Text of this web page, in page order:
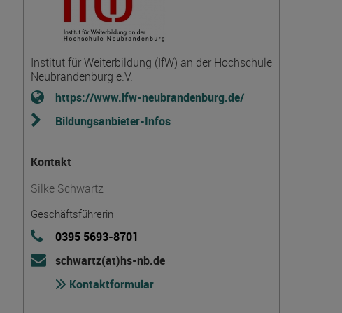
Institut für Weiterbildung (IfW) an der Hochschule
Neubrandenburg e.V.
https://www.ifw-neubrandenburg.de/
Bildungsanbieter-Infos
Kontakt
Silke Schwartz
Geschäftsführerin
0395 5693-8701
schwartz(at)hs-nb.de
Kontaktformular